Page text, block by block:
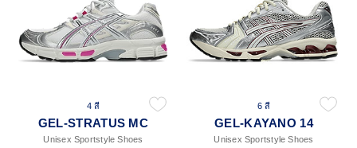
4 สี
GEL-STRATUS MC
Unisex Sportstyle Shoes
6 สี
GEL-KAYANO 14
Unisex Sportstyle Shoes